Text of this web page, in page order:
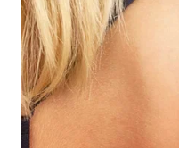
SUBANG
WN
SUKABUMI